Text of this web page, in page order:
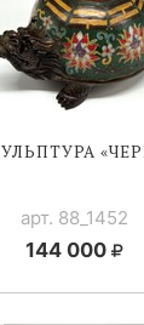
«
арт. 88_1452
144 000